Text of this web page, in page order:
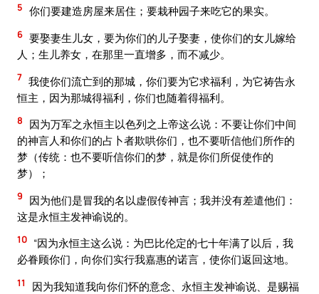
5 你们要建造房屋来居住；要栽种园子来吃它的果实。
6 要娶妻生儿女，要为你们的儿子娶妻，使你们的女儿嫁给
人；生儿养女，在那里一直增多，而不减少。
7 我使你们流亡到的那城，你们要为它求福利，为它祷告永
恒主，因为那城得福利，你们也随着得福利。
8
因为万军之永恒主以色列之上帝这么说：不要让你们中间
的神言人和你们的占卜者欺哄你们，也不要听信他们所作的
梦（传统：也不要听信你们的梦，就是你们所促使作的
梦）；
9
因为他们是冒我的名以虚假传神言；我并没有差遣他们：
这是永恒主发神谕说的。
10 “因为永恒主这么说：为巴比伦定的七十年满了以后，我
必眷顾你们，向你们实行我嘉惠的诺言，使你们返回这地。
11
因为我知道我向你们怀的意念、永恒主发神谕说、是赐福